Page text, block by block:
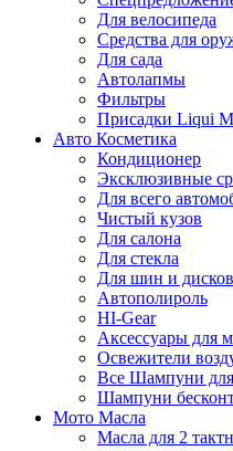
Для велосипеда
Средства для
Для сада
Автолапмы
Фильтры
Присадки Liqui
Авто Косметика
Кондиционер
Эксклюзивные
Для всего
Чистый кузов
Для салона
Для стекла
Для шин и дисков
Автополироль
HI-Gear
Аксессуары для
Освежители
Все Шампуни
Шампуни
Мото Масла
Масла для 2